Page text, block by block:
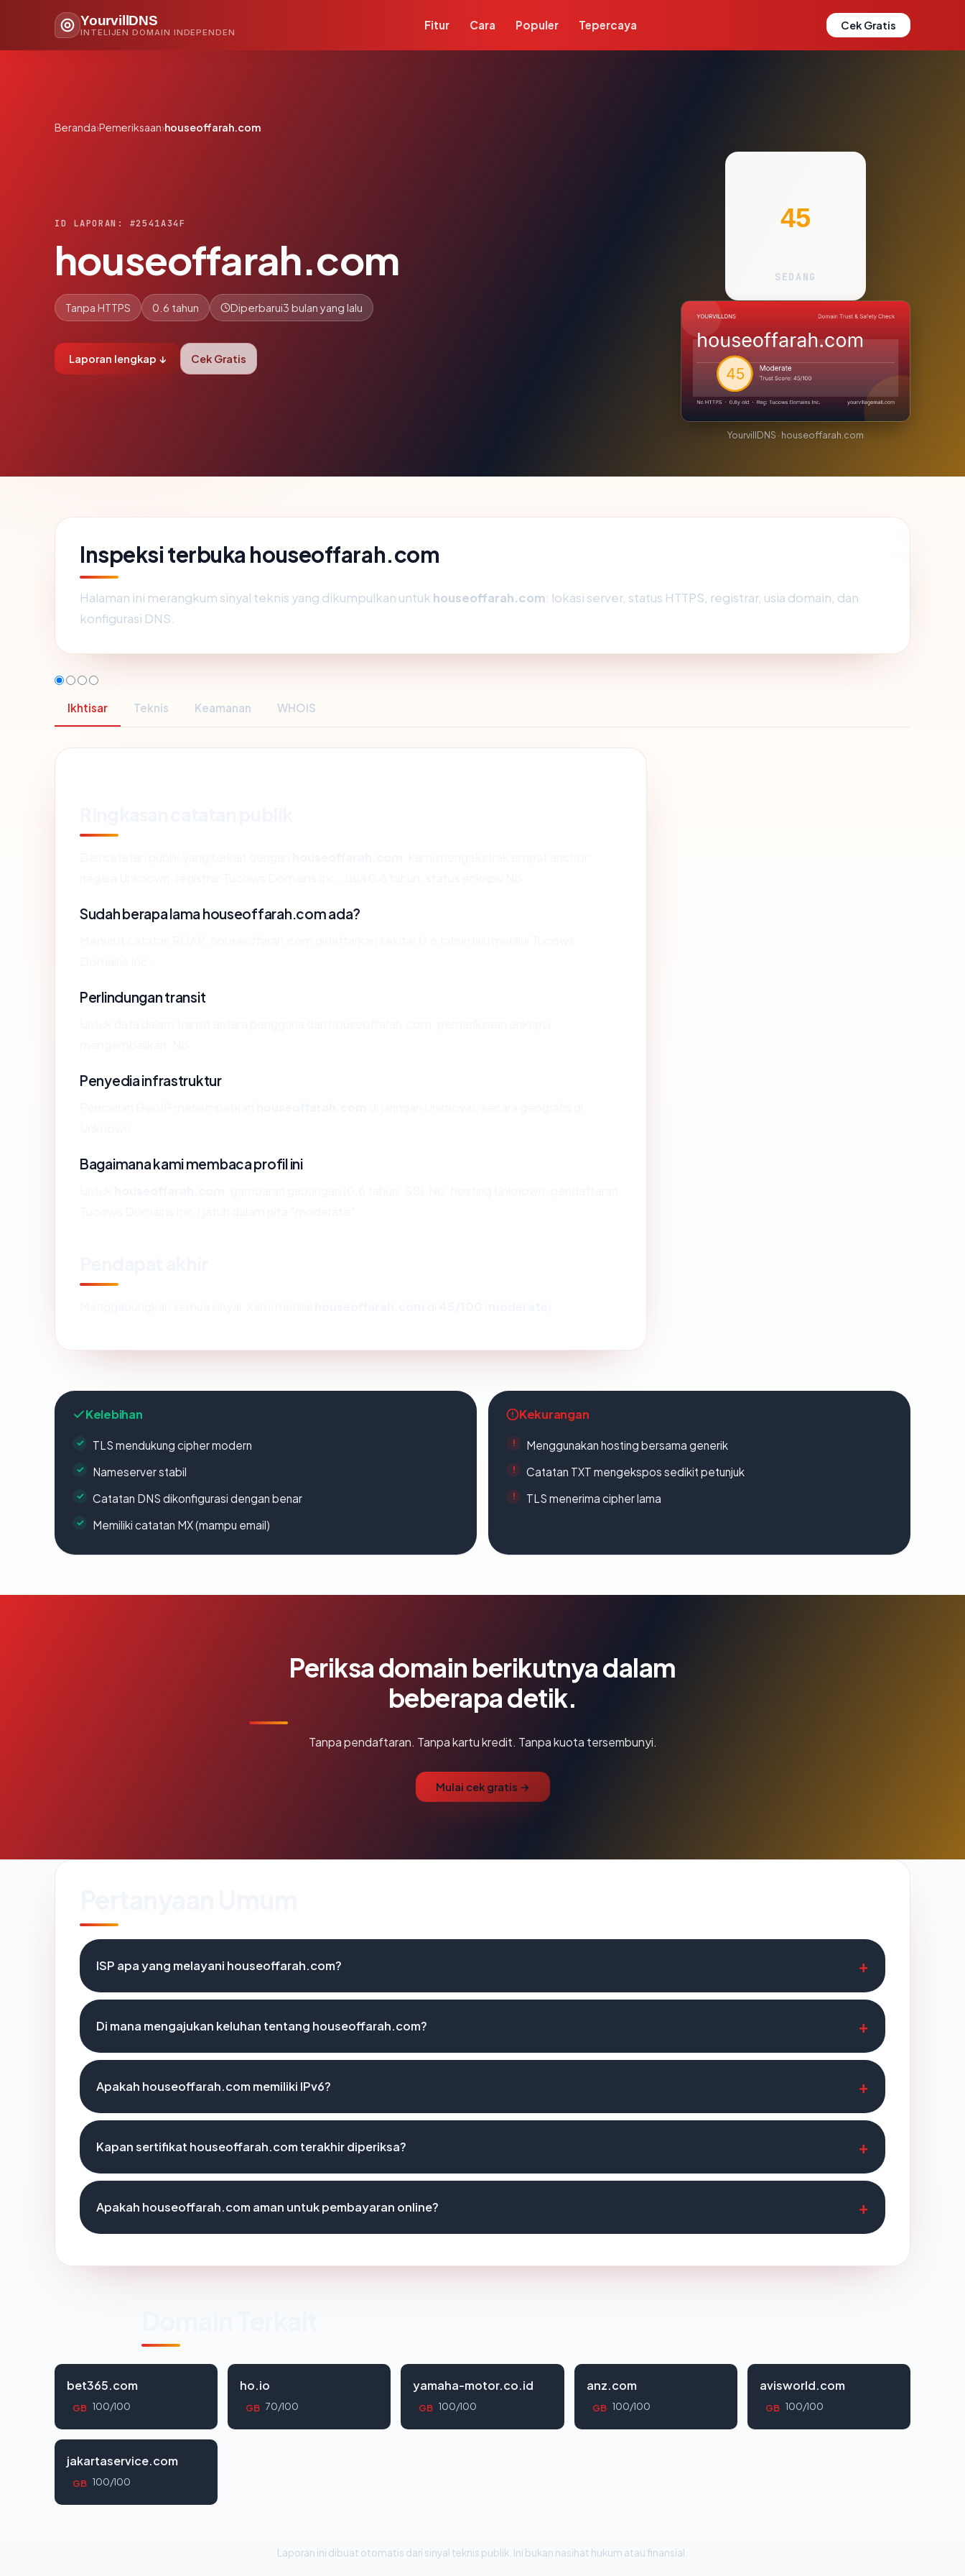
YourvillDNS
INTELIJEN DOMAIN INDEPENDEN
Fitur Cara Populer Tepercaya Cek Gratis
Beranda›Pemeriksaan›houseoffarah.com
ID LAPORAN: #2541A34F
houseoffarah.com
Tanpa HTTPS 0.6 tahun Diperbarui3 bulan yang lalu
Laporan lengkap ↓ Cek Gratis
45
SEDANG
YourvillDNS · houseoffarah.com
Inspeksi terbuka houseoffarah.com
Halaman ini merangkum sinyal teknis yang dikumpulkan untuk houseoffarah.com: lokasi server, status HTTPS, registrar, usia domain, dan
konfigurasi DNS.
Ikhtisar Teknis Keamanan WHOIS
Sudah berapa lama houseoffarah.com ada?
Perlindungan transit
Penyedia infrastruktur
Bagaimana kami membaca profil ini
Kelebihan
TLS mendukung cipher modern
Nameserver stabil
Catatan DNS dikonfigurasi dengan benar
Memiliki catatan MX (mampu email)
Kekurangan
Menggunakan hosting bersama generik
Catatan TXT mengekspos sedikit petunjuk
TLS menerima cipher lama
Periksa domain berikutnya dalam
beberapa detik.
Tanpa pendaftaran. Tanpa kartu kredit. Tanpa kuota tersembunyi.
Mulai cek gratis →
ISP apa yang melayani houseoffarah.com?
Di mana mengajukan keluhan tentang houseoffarah.com?
Apakah houseoffarah.com memiliki IPv6?
Kapan sertifikat houseoffarah.com terakhir diperiksa?
Apakah houseoffarah.com aman untuk pembayaran online?
bet365.com
GB 100/100
ho.io
GB 70/100
yamaha-motor.co.id
GB 100/100
anz.com
GB 100/100
avisworld.com
GB 100/100
jakartaservice.com
GB 100/100
Laporan ini dibuat otomatis dari sinyal teknis publik. Ini bukan nasihat hukum atau finansial.